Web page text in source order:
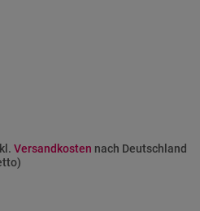
Versandkosten nach Deutschland